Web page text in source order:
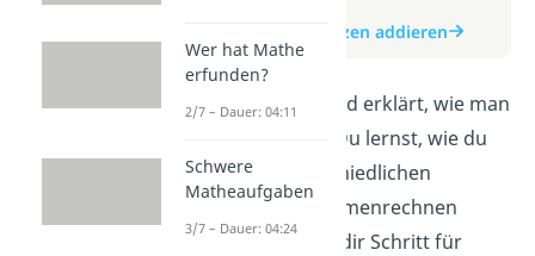
zum Beitrag: Potenzen addieren
In diesem Video wird erklärt, wie man
Potenzen addiert. Du lernst, wie du
Zahlen mit unterschiedlichen
Exponenten zusammenrechnen
kannst. Wir zeigen dir Schritt für
Wer hat Mathe
erfunden?
2/7 – Dauer: 04:11
Schwere
Matheaufgaben
3/7 – Dauer: 04:24